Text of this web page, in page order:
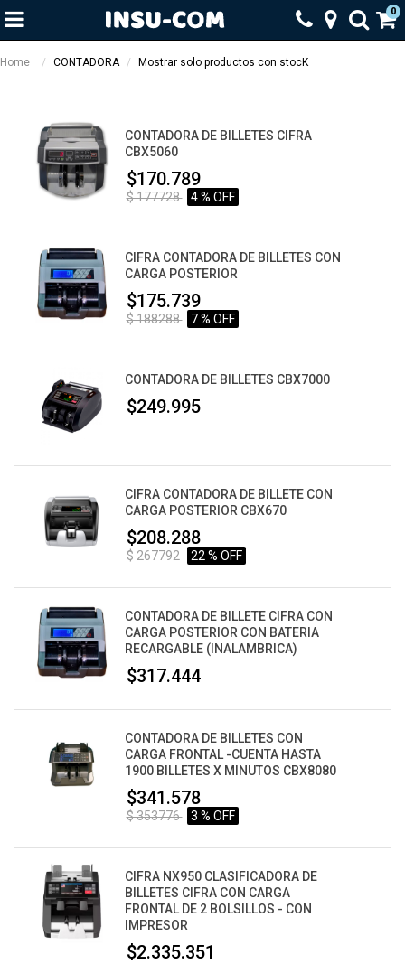
0
Home CONTADORA Mostrar solo productos con stocK
CONTADORA DE BILLETES CIFRA
CBX5060
$170.789
$ 177728 4 % OFF
CIFRA CONTADORA DE BILLETES CON
CARGA POSTERIOR
$175.739
$ 188288 7 % OFF
CONTADORA DE BILLETES CBX7000
$249.995
CIFRA CONTADORA DE BILLETE CON
CARGA POSTERIOR CBX670
$208.288
$ 267792 22 % OFF
CONTADORA DE BILLETE CIFRA CON
CARGA POSTERIOR CON BATERIA
RECARGABLE (INALAMBRICA)
$317.444
CONTADORA DE BILLETES CON
CARGA FRONTAL -CUENTA HASTA
1900 BILLETES X MINUTOS CBX8080
$341.578
$ 353776 3 % OFF
CIFRA NX950 CLASIFICADORA DE
BILLETES CIFRA CON CARGA
FRONTAL DE 2 BOLSILLOS - CON
IMPRESOR
$2.335.351